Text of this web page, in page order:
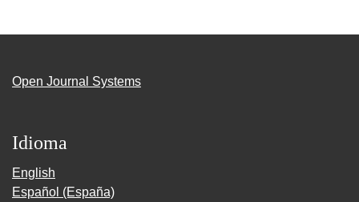
Open Journal Systems
Idioma
English
Español (España)